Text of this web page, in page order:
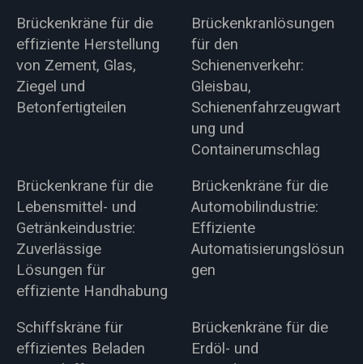
Brückenkräne für die
effiziente Herstellung
von Zement, Glas,
Ziegel und
Betonfertigteilen
Brückenkranlösungen
für den
Schienenverkehr:
Gleisbau,
Schienenfahrzeugwart
ung und
Containerumschlag
Brückenkrane für die
Lebensmittel- und
Getränkeindustrie:
Zuverlässige
Lösungen für
effiziente Handhabung
Brückenkräne für die
Automobilindustrie:
Effiziente
Automatisierungslösun
gen
Schiffskräne für
effizientes Beladen
Brückenkräne für die
Erdöl- und